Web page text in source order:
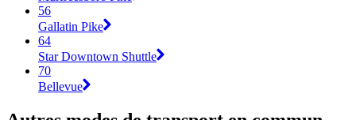
56
Gallatin Pike
64
Star Downtown Shuttle
70
Bellevue